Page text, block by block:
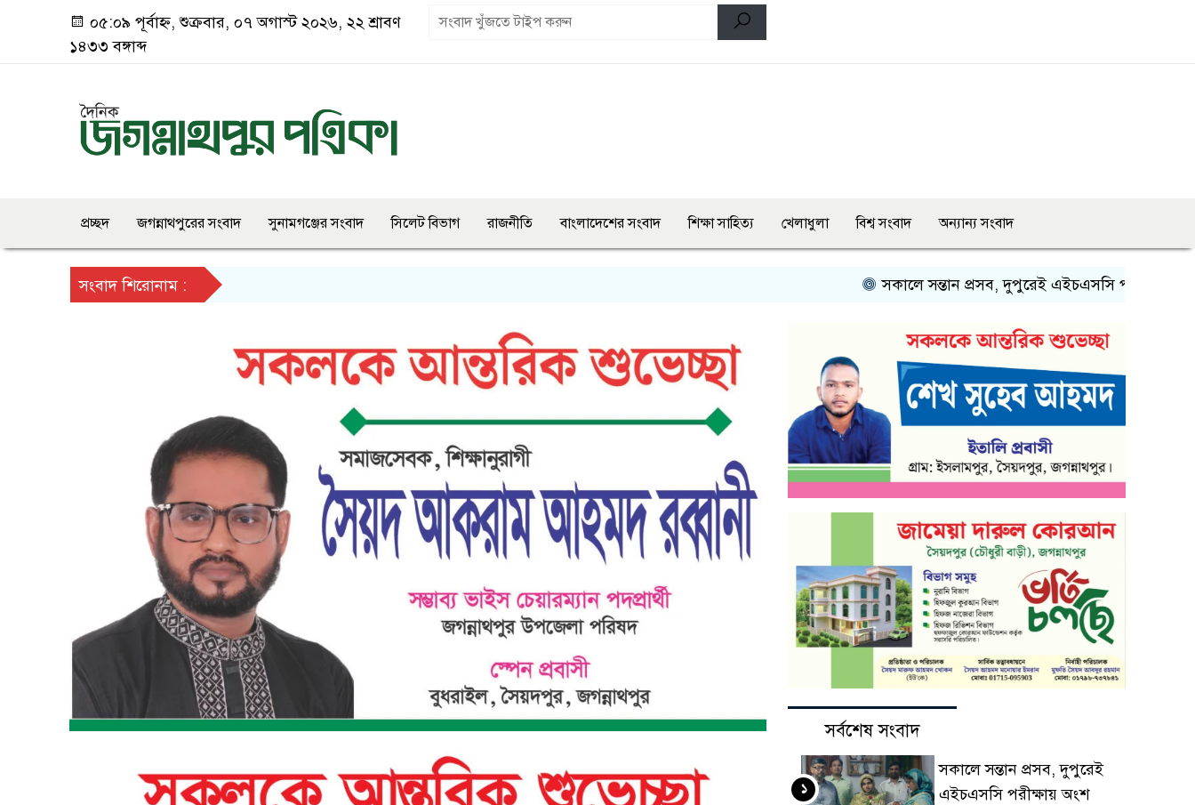
০৫:০৯ পূর্বাহ্ন, শুক্রবার, ০৭ অগাস্ট ২০২৬, ২২ শ্রাবণ
১৪৩৩ বঙ্গাব্দ
প্রচ্ছদ জগন্নাথপুরের সংবাদ সুনামগঞ্জের সংবাদ সিলেট বিভাগ রাজনীতি বাংলাদেশের সংবাদ শিক্ষা সাহিত্য খেলাধুলা বিশ্ব সংবাদ অন্যান্য সংবাদ
সংবাদ শিরোনাম : সকালে সন্তান প্রসব, দুপুরেই এইচএসসি পরীক্ষায় অংশ নিলেন মা
সর্বশেষ সংবাদ
সকালে সন্তান প্রসব, দুপুরেই
এইচএসসি পরীক্ষায় অংশ
১